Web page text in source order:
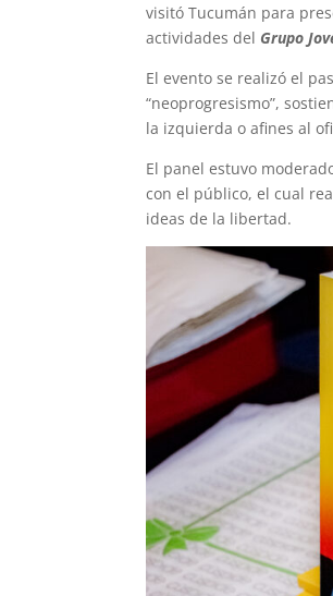
visitó Tucumán para
actividades del Grupo
El evento se realizó el
“neoprogresismo”,
la izquierda o afines al
El panel estuvo
con el público, el cual
ideas de la libertad.